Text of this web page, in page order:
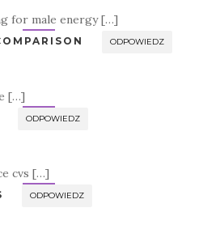
for male energy […]
ODPOWIEDZ
[…]
ODPOWIEDZ
cvs […]
ODPOWIEDZ